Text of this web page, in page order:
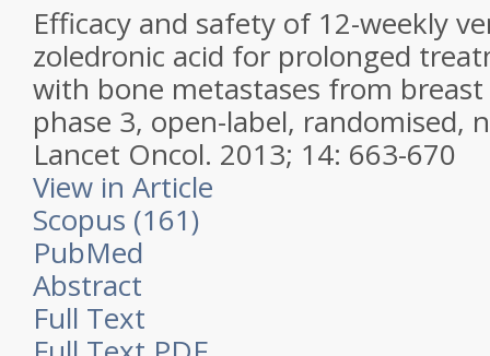
Efficacy and safety of 12-weekly
zoledronic acid for prolonged
with bone metastases from breast
phase 3, open-label, randomised,
Lancet Oncol. 2013; 14: 663-670
View in Article
Scopus (161)
PubMed
Abstract
Full Text